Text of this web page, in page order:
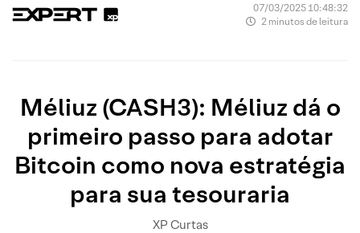
07/03/2025 10:48:32
2 minutos de leitura
Méliuz (CASH3): Méliuz dá o
primeiro passo para adotar
Bitcoin como nova estratégia
para sua tesouraria
XP Curtas